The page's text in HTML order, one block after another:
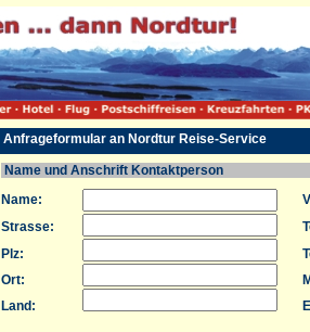
Anfrageformular an Nordtur Reise-Service
Name und Anschrift Kontaktperson
Name:
Strasse:
Plz:
Ort:
Land: